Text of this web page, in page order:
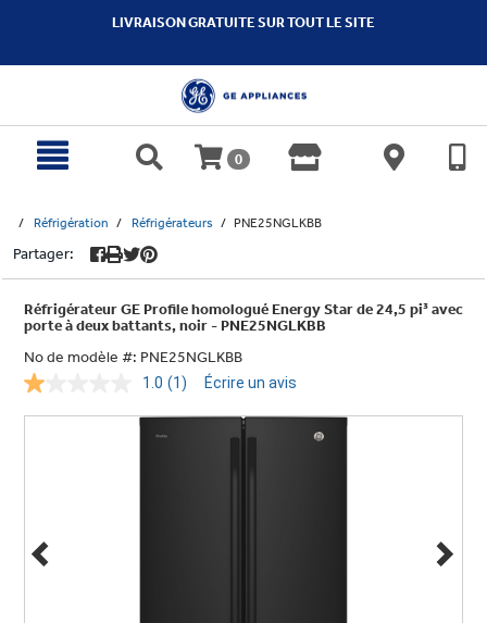
LIVRAISON GRATUITE SUR TOUT LE SITE
0
Réfrigération Réfrigérateurs PNE25NGLKBB
Partager:
Réfrigérateur GE Profile homologué Energy Star de 24,5 pi³ avec
porte à deux battants, noir - PNE25NGLKBB
No de modèle #: PNE25NGLKBB
1.0 Lire
commentaire.
(1) Écrire un avis